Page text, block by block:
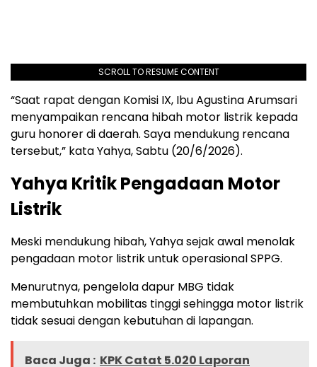
SCROLL TO RESUME CONTENT
“Saat rapat dengan Komisi IX, Ibu Agustina Arumsari
menyampaikan rencana hibah motor listrik kepada
guru honorer di daerah. Saya mendukung rencana
tersebut,” kata Yahya, Sabtu (20/6/2026).
Yahya Kritik Pengadaan Motor
Listrik
Meski mendukung hibah, Yahya sejak awal menolak
pengadaan motor listrik untuk operasional SPPG.
Menurutnya, pengelola dapur MBG tidak
membutuhkan mobilitas tinggi sehingga motor listrik
tidak sesuai dengan kebutuhan di lapangan.
Baca Juga : KPK Catat 5.020 Laporan